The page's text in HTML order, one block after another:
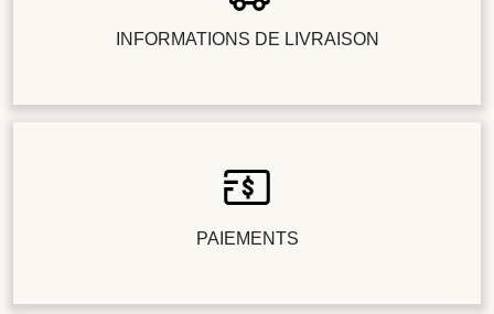
INFORMATIONS DE LIVRAISON
PAIEMENTS